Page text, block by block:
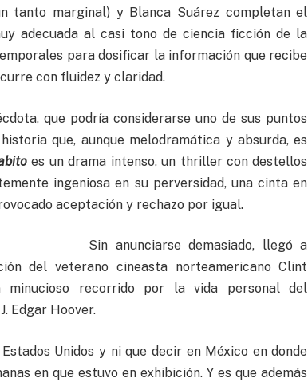
tanto marginal) y Blanca Suárez completan el
adecuada al casi tono de ciencia ficción de la
para dosificar la información que recibe
con fluidez y claridad.
que podría considerarse uno de sus puntos
que, aunque melodramática y absurda, es
es un drama intenso, un thriller con destellos
ingeniosa en su perversidad, una cinta en
aceptación y rechazo por igual.
Sin anunciarse demasiado, llegó a
del veterano cineasta norteamericano Clint
minucioso recorrido por la vida personal del
Edgar Hoover.
Unidos y ni que decir en México en donde
en que estuvo en exhibición. Y es que además